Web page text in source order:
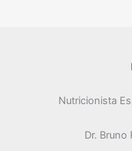
Nutricionista
Dr. Bruno